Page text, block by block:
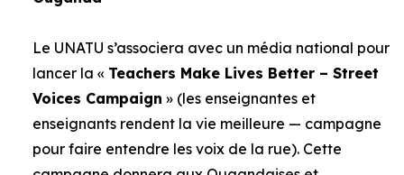
Le UNATU s’associera avec un média national pour
lancer la « Teachers Make Lives Better – Street
Voices Campaign » (les enseignantes et
enseignants rendent la vie meilleure — campagne
pour faire entendre les voix de la rue). Cette